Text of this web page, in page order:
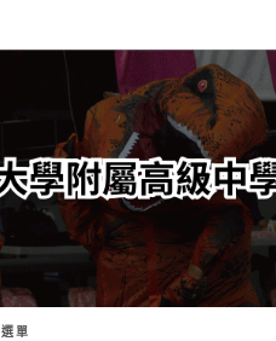
選單